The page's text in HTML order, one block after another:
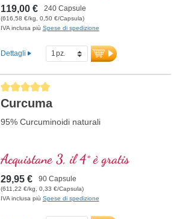
119,00 € 240 Capsule
(616,58 €/kg, 0,50 €/Capsula)
IVA inclusa più Spese di spedizione
Dettagli
Average rating of 5 out of 5 stars
Curcuma
95% Curcuminoidi naturali
Acquistane 3, il 4° è gratis
29,95 € 90 Capsule
(611,22 €/kg, 0,33 €/Capsula)
IVA inclusa più Spese di spedizione